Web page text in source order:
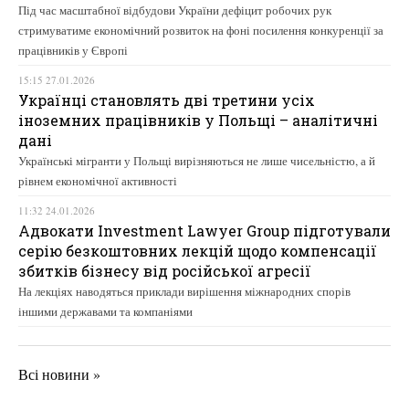
Під час масштабної відбудови України дефіцит робочих рук
стримуватиме економічний розвиток на фоні посилення конкуренції за
працівників у Європі
15:15 27.01.2026
Українці становлять дві третини усіх
іноземних працівників у Польщі – аналітичні
дані
Українські мігранти у Польщі вирізняються не лише чисельністю, а й
рівнем економічної активності
11:32 24.01.2026
Адвокати Investment Lawyer Group підготували
серію безкоштовних лекцій щодо компенсації
збитків бізнесу від російської агресії
На лекціях наводяться приклади вирішення міжнародних спорів
іншими державами та компаніями
Всі новини »